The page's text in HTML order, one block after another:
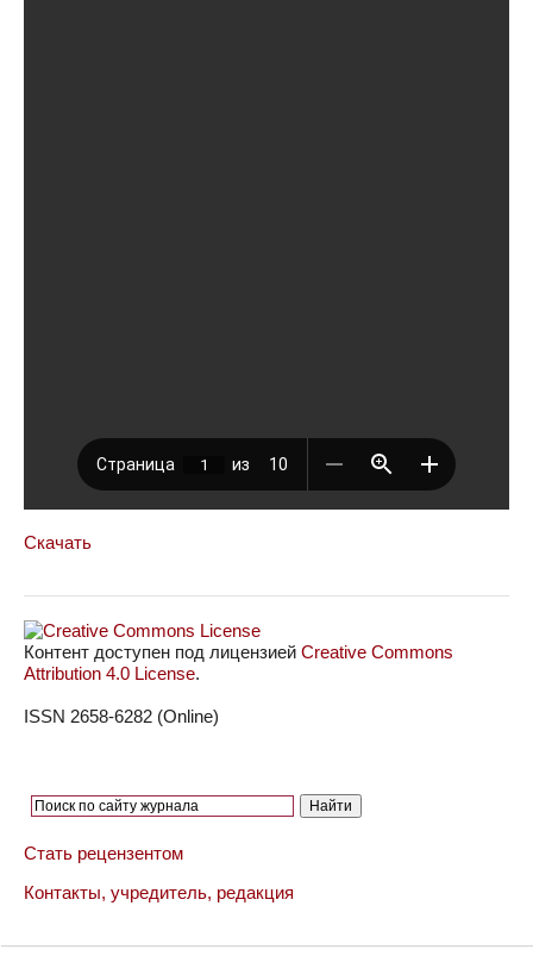
Скачать
Контент доступен под лицензией Creative Commons
Attribution 4.0 License.
ISSN 2658-6282 (Online)
Стать рецензентом
Контакты, учредитель, редакция